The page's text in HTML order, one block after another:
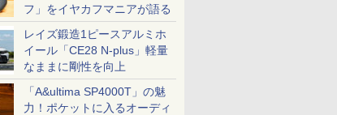
フ」をイヤカフマニアが語る
レイズ鍛造1ピースアルミホ
イール「CE28 N-plus」軽量
なままに剛性を向上
「A&ultima SP4000T」の魅
力！ポケットに入るオーディ